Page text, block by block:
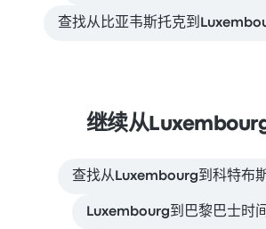
查找从比亚韦斯托克到
继续从
查找从Luxembourg到科特布
Luxembourg到巴黎巴士时